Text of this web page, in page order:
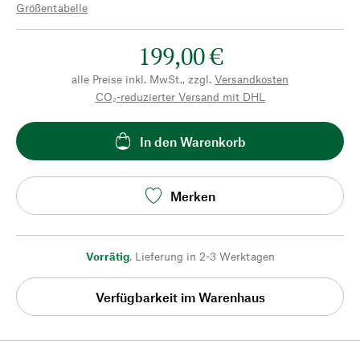
Größentabelle
199,00 €
alle Preise inkl. MwSt., zzgl. Versandkosten
CO₂-reduzierter Versand mit DHL
In den Warenkorb
Merken
Vorrätig, Lieferung in 2-3 Werktagen
Verfügbarkeit im Warenhaus